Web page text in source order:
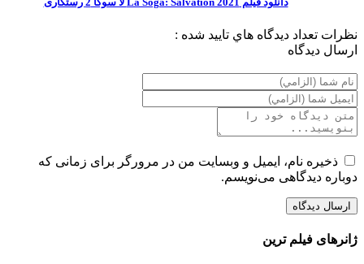
نظرات تعداد ديدگاه هاي تاييد شده :
ارسال ديدگاه
ذخیره نام، ایمیل و وبسایت من در مرورگر برای زمانی که
دوباره دیدگاهی می‌نویسم.
ژانرهای فیلم ترین